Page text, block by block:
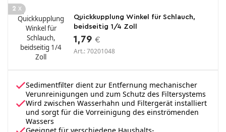
2 x
Quickkupplung Winkel für Schlauch,
beidseitig 1/4 Zoll
1,79€
Art.: 70201048
Sedimentfilter dient zur Entfernung mechanischer
Verunreinigungen und zum Schutz des Filtersystems
Wird zwischen Wasserhahn und Filtergerät installiert
und sorgt für die Vorreinigung des einströmenden
Wassers